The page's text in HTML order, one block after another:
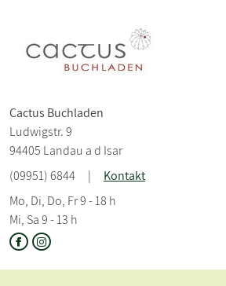
Cactus Buchladen
Ludwigstr. 9
94405 Landau a d Isar
(09951) 6844
|
Kontakt
Mo, Di, Do, Fr 9 - 18 h
Mi, Sa 9 - 13 h